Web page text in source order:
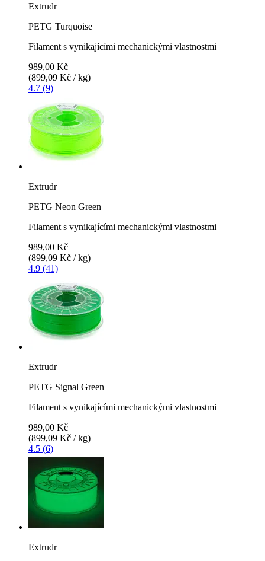
Extrudr
PETG Turquoise
Filament s vynikajícími mechanickými vlastnostmi
989,00 Kč
(899,09 Kč / kg)
4.7 (9)
Extrudr
PETG Neon Green
Filament s vynikajícími mechanickými vlastnostmi
989,00 Kč
(899,09 Kč / kg)
4.9 (41)
Extrudr
PETG Signal Green
Filament s vynikajícími mechanickými vlastnostmi
989,00 Kč
(899,09 Kč / kg)
4.5 (6)
Extrudr